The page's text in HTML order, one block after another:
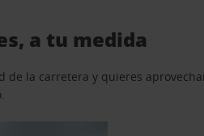
a tu medida
la carretera y quieres